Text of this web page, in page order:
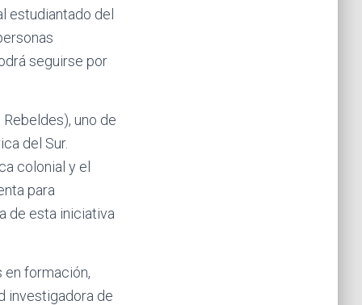
estudiantado del
seguirse por
uno de
del Sur.
colonial y el
para
de esta iniciativa
en formación,
investigadora de